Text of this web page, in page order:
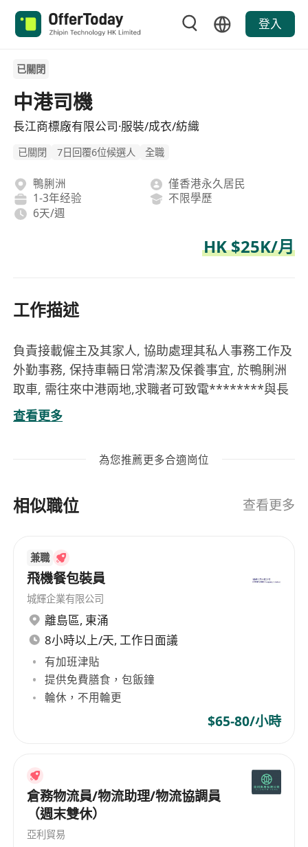
登入
已關閉
中港司機
長江商標廠有限公司·服裝/成衣/紡織
已關閉 7日回覆6位候選人 全職
鴨脷洲
僅香港永久居民
1-3年经验
不限學歷
6天/週
HK $25K/月
工作描述
負責接載僱主及其家人, 協助處理其私人事務工作及
外勤事務, 保持車輛日常清潔及保養事宜, 於鴨脷洲
取車, 需往來中港兩地,求職者可致電********與長
江商標廠有限公司陳小姐聯絡。
查看更多
為您推薦更多合適崗位
相似職位 查看更多
兼職
飛機餐包裝員
城輝企業有限公司
離島區, 東涌
8小時以上/天, 工作日面議
有加班津貼
提供免費膳食，包飯鐘
輪休，不用輪更
$65-80/小時
倉務物流員/物流助理/物流協調員
（週末雙休）
亞利貿易